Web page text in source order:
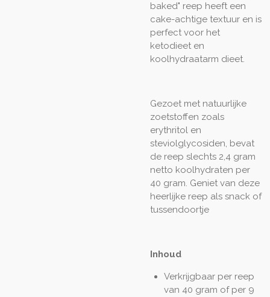
baked" reep heeft een
cake-achtige textuur en is
perfect voor het
ketodieet en
koolhydraatarm dieet.
Gezoet met natuurlijke
zoetstoffen zoals
erythritol en
steviolglycosiden, bevat
de reep slechts 2,4 gram
netto koolhydraten per
40 gram. Geniet van deze
heerlijke reep als snack of
tussendoortje
Inhoud
Verkrijgbaar per reep
van 40 gram of per 9